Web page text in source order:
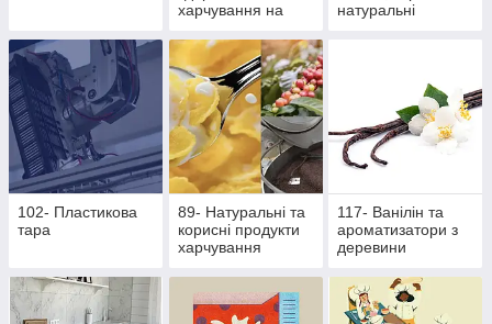
харчування на
стевії
натуральні
102- Пластикова
тара
89- Натуральні та
корисні продукти
харчування
117- Ванілін та
ароматизатори з
деревини